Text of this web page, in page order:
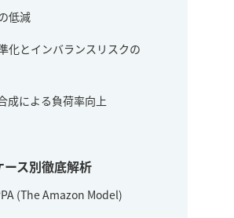
低減
化とインバランスリスクの
成による負荷率向上
ス別徹底解析
(The Amazon Model)